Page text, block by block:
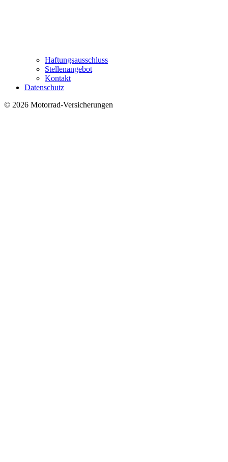
Haftungsausschluss
Stellenangebot
Kontakt
Datenschutz
© 2026 Motorrad-Versicherungen